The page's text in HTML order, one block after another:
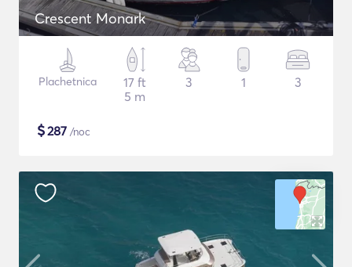
Crescent Monark
Plachetnica
17 ft
5 m
3 1 3
$287 /noc